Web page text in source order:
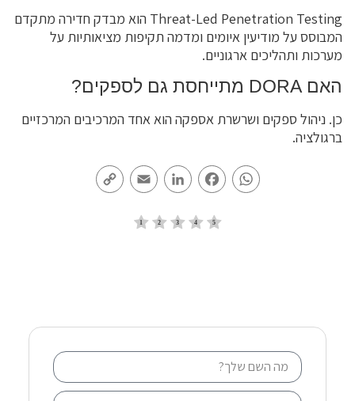
Threat-Led Penetration Testing הוא מבדק חדירה מתקדם
המבוסס על מודיעין איומים ומדמה תקיפות מציאותיות על
מערכות ותהליכים ארגוניים.
האם DORA מתייחסת גם לספקים?
כן. ניהול ספקים ושרשרת אספקה הוא אחד המרכיבים המרכזיים
ברגולציה.
WhatsApp
Facebook
LinkedIn
Email